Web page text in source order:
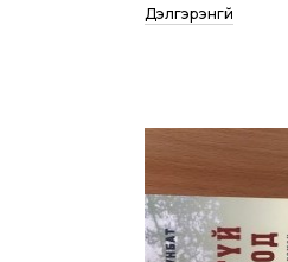
Дэлгэрэнгүй